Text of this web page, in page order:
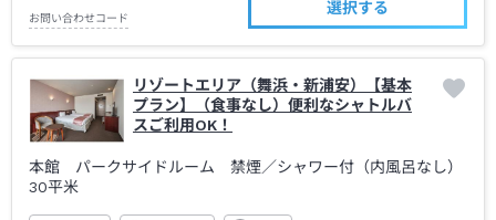
お問い合わせコード
選択する
リゾートエリア（舞浜・新浦安）【基本
プラン】（食事なし）便利なシャトルバ
スご利用OK！
本館 パークサイドルーム 禁煙／シャワー付（内風呂なし）
30平米